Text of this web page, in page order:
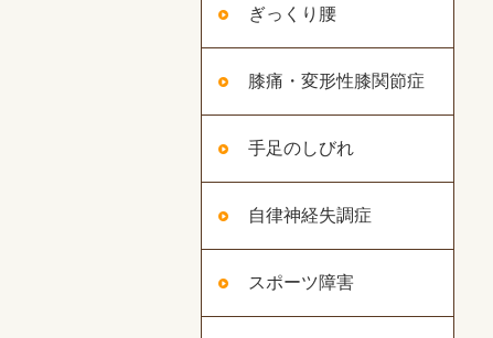
ぎっくり腰
膝痛・変形性膝関節症
手足のしびれ
自律神経失調症
スポーツ障害